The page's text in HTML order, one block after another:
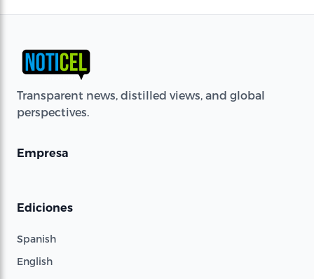
Transparent news, distilled views, and global
perspectives.
Empresa
Ediciones
Spanish
English